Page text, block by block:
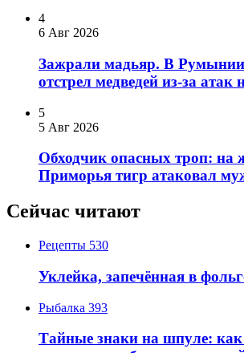
4
6 Авг 2026
Зажрали мадьяр. В
отстрел медведей из-за атак
5
5 Авг 2026
Обходчик опасных троп: на
Приморья тигр атаковал
Сейчас читают
Рецепты 530
Уклейка, запечённая в
Рыбалка 393
Тайные знаки на шпуле: